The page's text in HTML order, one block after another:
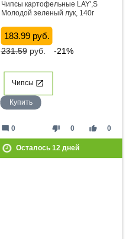
Чипсы картофельные LAY',S
Молодой зеленый лук, 140г
183.99 руб.
231.59руб. -21%
Чипсы
Купить
thumb_down 0 thumb_up 0
mode_comment 0
Осталось 12дней